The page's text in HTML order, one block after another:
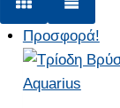
Προσφορά!